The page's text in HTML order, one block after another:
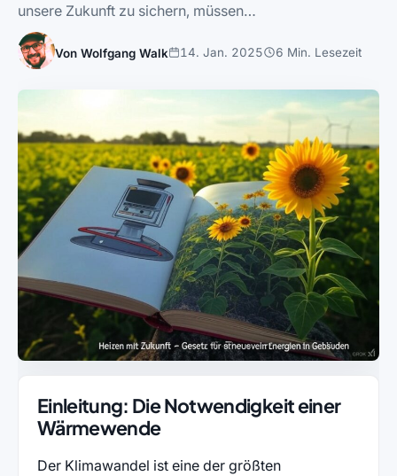
unsere Zukunft zu sichern, müssen…
Von Wolfgang Walk 14. Jan. 2025 6 Min. Lesezeit
Einleitung: Die Notwendigkeit einer
Wärmewende
Der Klimawandel ist eine der größten